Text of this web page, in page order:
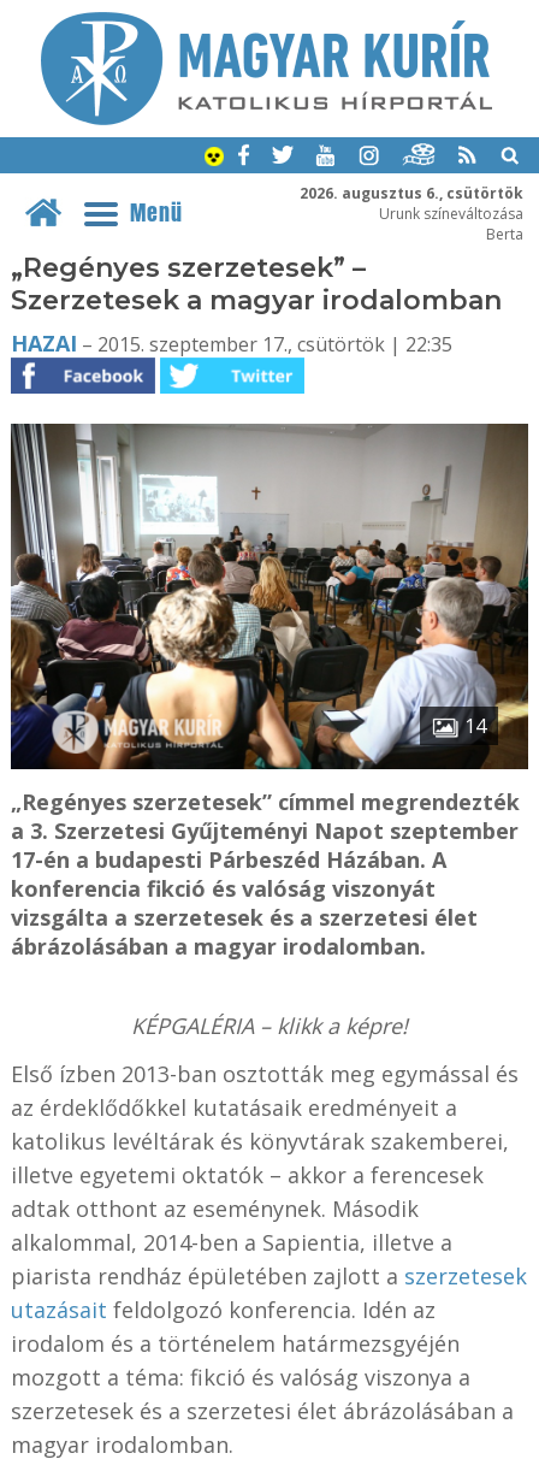
2026. augusztus 6., csütörtök
Urunk színeváltozása
Berta
Menü
„Regényes szerzetesek” –
Szerzetesek a magyar irodalomban
HAZAI – 2015. szeptember 17., csütörtök | 22:35
14
„Regényes szerzetesek” címmel megrendezték
a 3. Szerzetesi Gyűjteményi Napot szeptember
17-én a budapesti Párbeszéd Házában. A
konferencia fikció és valóság viszonyát
vizsgálta a szerzetesek és a szerzetesi élet
ábrázolásában a magyar irodalomban.
KÉPGALÉRIA – klikk a képre!
Első ízben 2013-ban osztották meg egymással és
az érdeklődőkkel kutatásaik eredményeit a
katolikus levéltárak és könyvtárak szakemberei,
illetve egyetemi oktatók – akkor a ferencesek
adtak otthont az eseménynek. Második
alkalommal, 2014-ben a Sapientia, illetve a
piarista rendház épületében zajlott a szerzetesek
utazásait feldolgozó konferencia. Idén az
irodalom és a történelem határmezsgyéjén
mozgott a téma: fikció és valóság viszonya a
szerzetesek és a szerzetesi élet ábrázolásában a
magyar irodalomban.